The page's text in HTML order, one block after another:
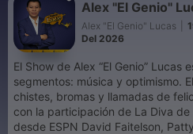
Alex "El Genio"
Alex "El Genio" Lucas
Del 2026
El Show de Alex “El Genio” Lucas
segmentos: música y optimismo.
chistes, bromas y llamadas de
con la participación de La Diva
desde ESPN David Faitelson,